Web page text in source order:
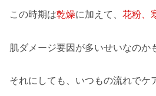
この時期は乾燥に加えて、 花粉、
肌ダメージ要因が多いせいなのか
それにしても、いつもの流れでケ